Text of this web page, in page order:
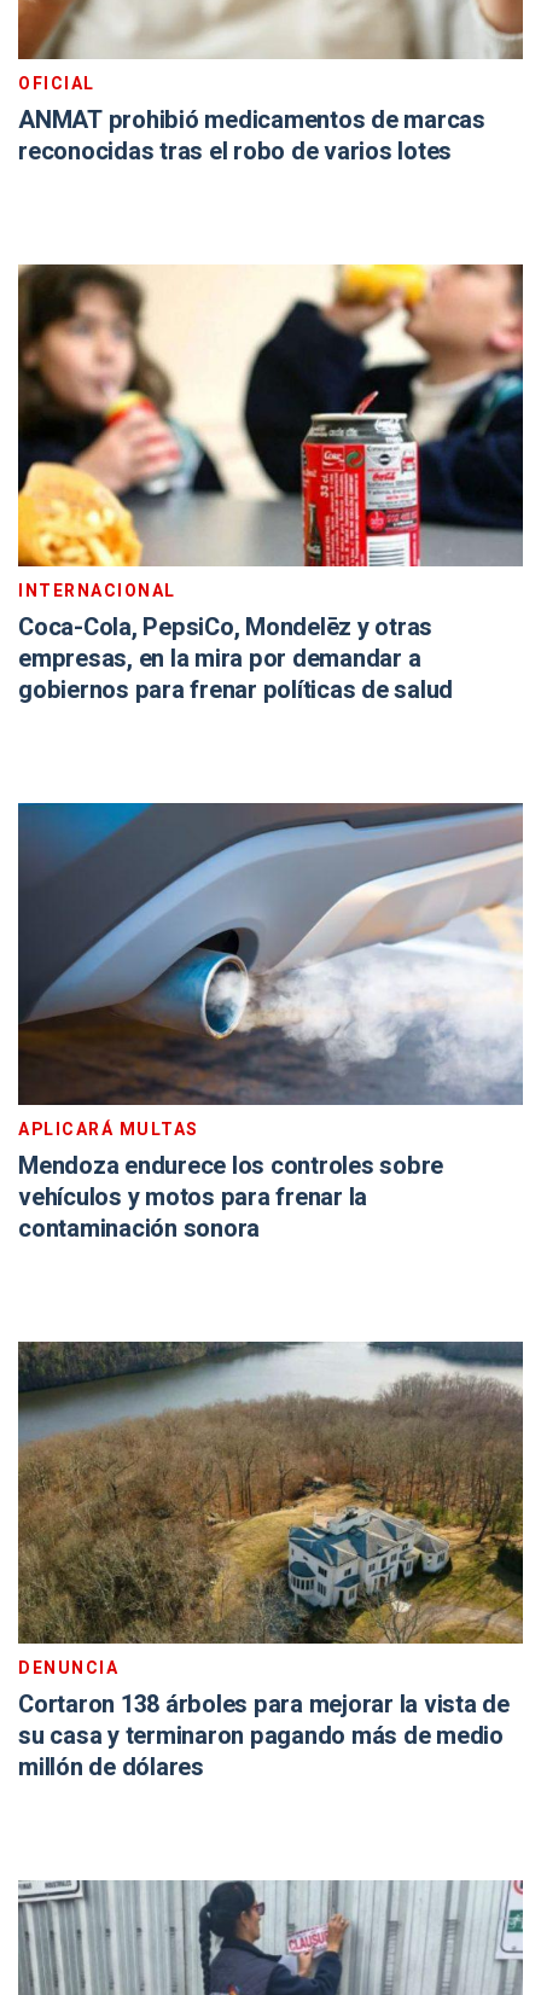
OFICIAL
ANMAT prohibió medicamentos de marcas
reconocidas tras el robo de varios lotes
INTERNACIONAL
Coca-Cola, PepsiCo, Mondelēz y otras
empresas, en la mira por demandar a
gobiernos para frenar políticas de salud
APLICARÁ MULTAS
Mendoza endurece los controles sobre
vehículos y motos para frenar la
contaminación sonora
DENUNCIA
Cortaron 138 árboles para mejorar la vista de
su casa y terminaron pagando más de medio
millón de dólares